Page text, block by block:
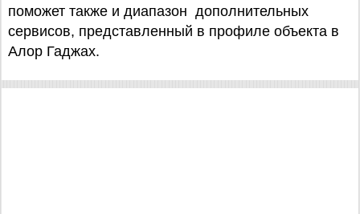
поможет также и диапазон дополнительных
сервисов, представленный в профиле объекта в
Алор Гаджах.